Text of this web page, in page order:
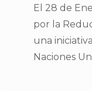
El 28 de
por la
una
Naciones